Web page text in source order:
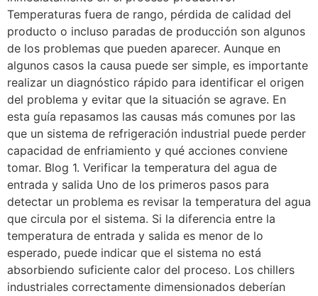
Temperaturas fuera de rango, pérdida de calidad del
producto o incluso paradas de producción son algunos
de los problemas que pueden aparecer. Aunque en
algunos casos la causa puede ser simple, es importante
realizar un diagnóstico rápido para identificar el origen
del problema y evitar que la situación se agrave. En
esta guía repasamos las causas más comunes por las
que un sistema de refrigeración industrial puede perder
capacidad de enfriamiento y qué acciones conviene
tomar. Blog 1. Verificar la temperatura del agua de
entrada y salida Uno de los primeros pasos para
detectar un problema es revisar la temperatura del agua
que circula por el sistema. Si la diferencia entre la
temperatura de entrada y salida es menor de lo
esperado, puede indicar que el sistema no está
absorbiendo suficiente calor del proceso. Los chillers
industriales correctamente dimensionados deberían